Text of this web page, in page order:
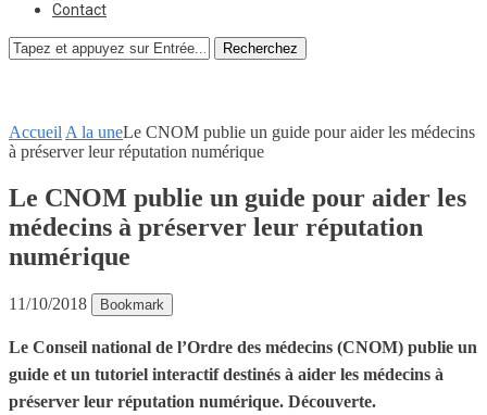
Contact
Recherchez
Accueil A la uneLe CNOM publie un guide pour aider les médecins
à préserver leur réputation numérique
Le CNOM publie un guide pour aider les
médecins à préserver leur réputation
numérique
11/10/2018 Bookmark
Le Conseil national de l’Ordre des médecins (CNOM) publie un
guide et un tutoriel interactif destinés à aider les médecins à
préserver leur réputation numérique. Découverte.